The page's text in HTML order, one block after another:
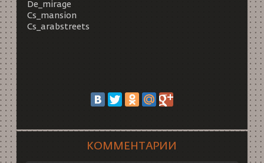
De_mirage
Cs_mansion
Cs_arabstreets
КОММЕНТАРИИ